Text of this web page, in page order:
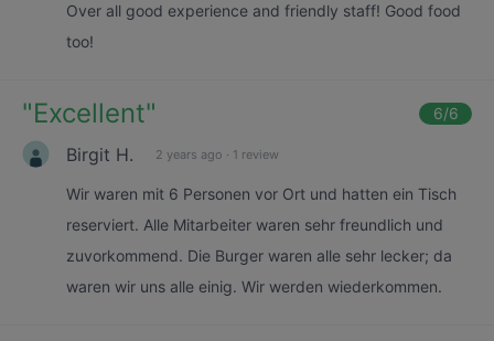
Over all good experience and friendly staff! Good food
too!
"Excellent" 6/6
Birgit H. 2 years ago · 1 review
Wir waren mit 6 Personen vor Ort und hatten ein Tisch
reserviert. Alle Mitarbeiter waren sehr freundlich und
zuvorkommend. Die Burger waren alle sehr lecker; da
waren wir uns alle einig. Wir werden wiederkommen.